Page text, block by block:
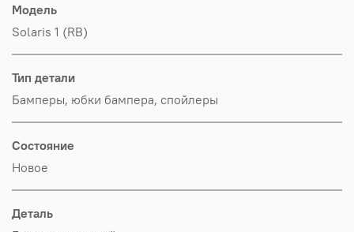
Модель
Solaris 1 (RB)
Тип детали
Бамперы, юбки бампера, спойлеры
Состояние
Новое
Деталь